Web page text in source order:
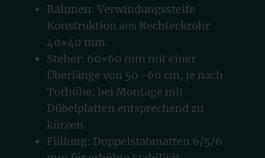
Rahmen: Verwindungssteife
Konstruktion aus Rechteckrohr
40×40 mm.
Steher: 60×60 mm mit einer
Überlänge von 50–60 cm, je nach
Torhöhe; bei Montage mit
Dübelplatten entsprechend zu
kürzen.
Füllung: Doppelstabmatten 6/5/6